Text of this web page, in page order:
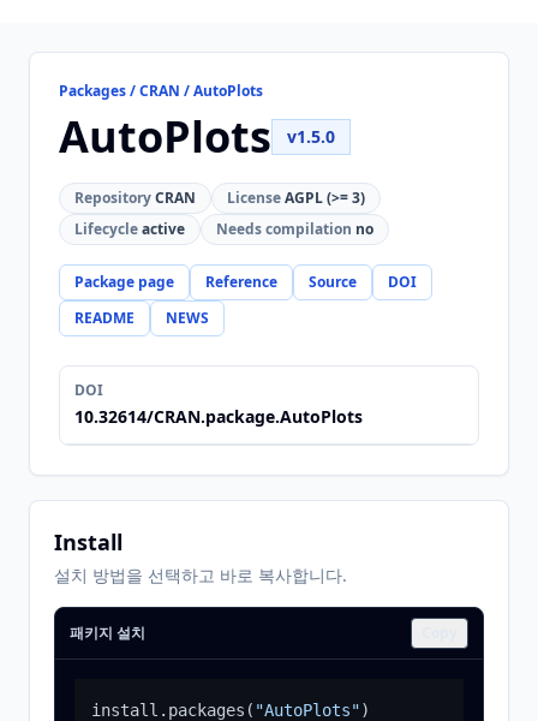
Packages / CRAN / AutoPlots
AutoPlots v1.5.0
RepositoryCRAN LicenseAGPL (>= 3)
Lifecycleactive Needs compilation no
Package page Reference Source
DOI
README
NEWS
DOI
10.32614/CRAN.package.AutoPlots
Install
설치 방법을 선택하고 바로 복사합니다.
패키지 설치
install.packages ( "AutoPlots")